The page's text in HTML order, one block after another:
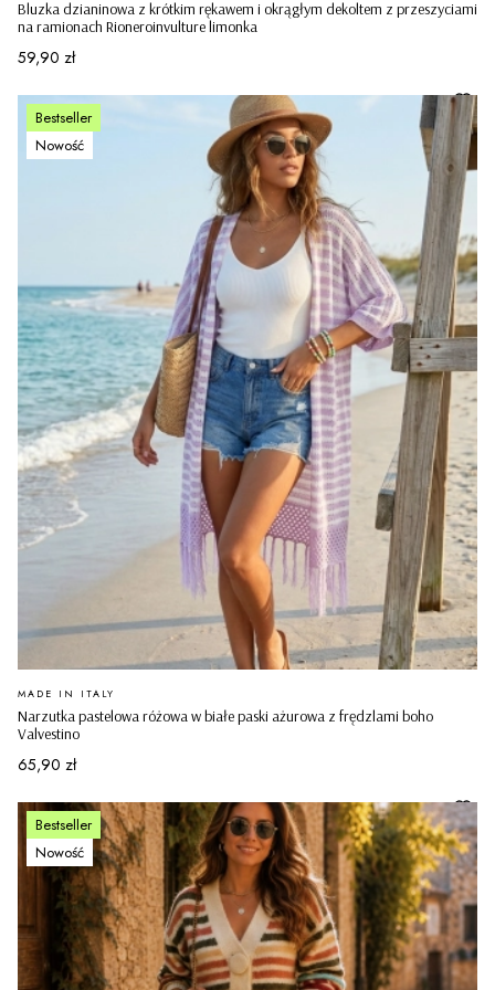
Bluzka dzianinowa z krótkim rękawem i okrągłym dekoltem z przeszyciami
na ramionach Rioneroinvulture limonka
Cena
59,90 zł
Bestseller
Nowość
Narzutka pastelowa różowa w białe paski ażurowa z frędzlami boho
Valvestino
PRODUCENT
MADE IN ITALY
Cena
65,90 zł
Bestseller
Nowość